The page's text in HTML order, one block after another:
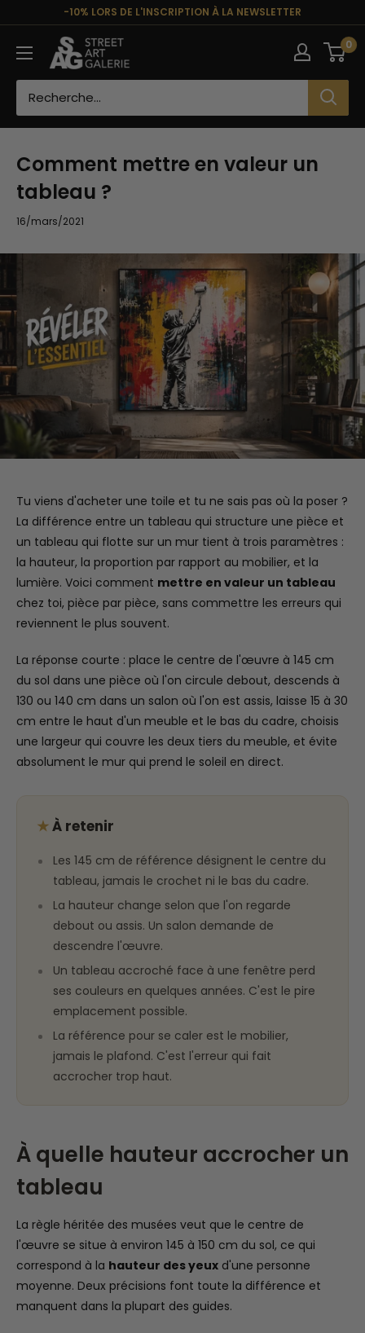
contenu
-10% LORS DE L'INSCRIPTION À LA NEWSLETTER
Street
Art
0
Comment mettre en valeur un
tableau ?
16/mars/2021
Tu viens d'acheter une toile et tu ne sais pas où la poser ?
La différence entre un tableau qui structure une pièce et
un tableau qui flotte sur un mur tient à trois paramètres :
la hauteur, la proportion par rapport au mobilier, et la
lumière. Voici comment mettre en valeur un tableau
chez toi, pièce par pièce, sans commettre les erreurs qui
reviennent le plus souvent.
La réponse courte : place le centre de l'œuvre à 145 cm
du sol dans une pièce où l'on circule debout, descends à
130 ou 140 cm dans un salon où l'on est assis, laisse 15 à 30
cm entre le haut d'un meuble et le bas du cadre, choisis
une largeur qui couvre les deux tiers du meuble, et évite
absolument le mur qui prend le soleil en direct.
★À retenir
Les 145 cm de référence désignent le centre du
tableau, jamais le crochet ni le bas du cadre.
La hauteur change selon que l'on regarde
debout ou assis. Un salon demande de
descendre l'œuvre.
Un tableau accroché face à une fenêtre perd
ses couleurs en quelques années. C'est le pire
emplacement possible.
La référence pour se caler est le mobilier,
jamais le plafond. C'est l'erreur qui fait
accrocher trop haut.
À quelle hauteur accrocher un
tableau
La règle héritée des musées veut que le centre de
l'œuvre se situe à environ 145 à 150 cm du sol, ce qui
correspond à la hauteur des yeux d'une personne
moyenne. Deux précisions font toute la différence et
manquent dans la plupart des guides.